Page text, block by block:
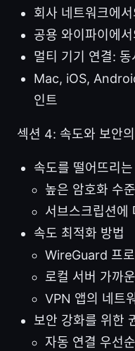
회사 네트워크에
공용 와이파이에
멀티 기기 연결: 동
Mac, iOS,
인트
섹션 4: 속도와 보안의
속도를 떨어뜨리
높은 암호화 수
서브스크립션에
속도 최적화 방법
WireGuard 프
로컬 서버 가까
VPN 앱의 네트
보안 강화를 위한
자동 연결 우선